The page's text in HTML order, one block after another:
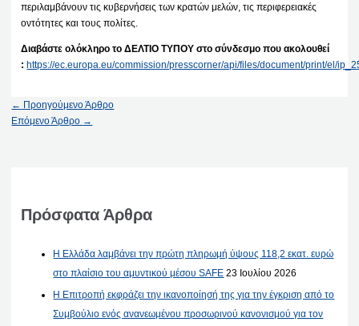
περιλαμβάνουν τις κυβερνήσεις των κρατών μελών, τις περιφερειακές
οντότητες και τους πολίτες.
Διαβάστε ολόκληρο το ΔΕΛΤΙΟ ΤΥΠΟΥ στο σύνδεσμο που ακολουθεί
: https://ec.europa.eu/commission/presscorner/api/files/document/print/el/
← Προηγούμενο Άρθρο
Επόμενο Άρθρο →
Πρόσφατα Άρθρα
Η Ελλάδα λαμβάνει την πρώτη πληρωμή ύψους 118,2 εκατ. ευρώ
στο πλαίσιο του αμυντικού μέσου SAFE 23 Ιουλίου 2026
Η Επιτροπή εκφράζει την ικανοποίησή της για την έγκριση από το
Συμβούλιο ενός ανανεωμένου προσωρινού κανονισμού για τον